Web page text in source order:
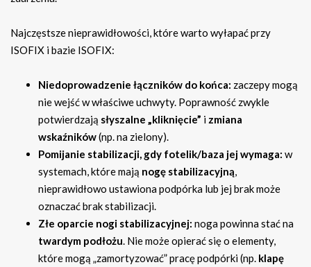
Najczęstsze nieprawidłowości, które warto wyłapać przy
ISOFIX i bazie ISOFIX:
Niedoprowadzenie łączników do końca: zaczepy mogą
nie wejść w właściwe uchwyty. Poprawność zwykle
potwierdzają słyszalne „kliknięcie” i zmiana
wskaźników(np. na zielony).
Pomijanie stabilizacji, gdy fotelik/baza jej wymaga: w
systemach, które mają nogę stabilizacyjną,
nieprawidłowo ustawiona podpórka lub jej brak może
oznaczać brak stabilizacji.
Złe oparcie nogi stabilizacyjnej: noga powinna stać na
twardym podłożu. Nie może opierać się o elementy,
które mogą „zamortyzować” pracę podpórki (np. klapę